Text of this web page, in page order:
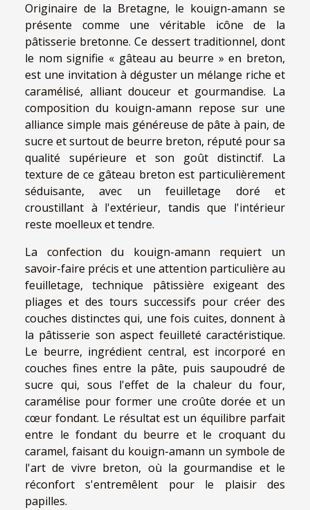
Originaire de la Bretagne, le kouign-amann se
présente comme une véritable icône de la
pâtisserie bretonne. Ce dessert traditionnel, dont
le nom signifie « gâteau au beurre » en breton,
est une invitation à déguster un mélange riche et
caramélisé, alliant douceur et gourmandise. La
composition du kouign-amann repose sur une
alliance simple mais généreuse de pâte à pain, de
sucre et surtout de beurre breton, réputé pour sa
qualité supérieure et son goût distinctif. La
texture de ce gâteau breton est particulièrement
séduisante, avec un feuilletage doré et
croustillant à l'extérieur, tandis que l'intérieur
reste moelleux et tendre.
La confection du kouign-amann requiert un
savoir-faire précis et une attention particulière au
feuilletage, technique pâtissière exigeant des
pliages et des tours successifs pour créer des
couches distinctes qui, une fois cuites, donnent à
la pâtisserie son aspect feuilleté caractéristique.
Le beurre, ingrédient central, est incorporé en
couches fines entre la pâte, puis saupoudré de
sucre qui, sous l'effet de la chaleur du four,
caramélise pour former une croûte dorée et un
cœur fondant. Le résultat est un équilibre parfait
entre le fondant du beurre et le croquant du
caramel, faisant du kouign-amann un symbole de
l'art de vivre breton, où la gourmandise et le
réconfort s'entremêlent pour le plaisir des
papilles.